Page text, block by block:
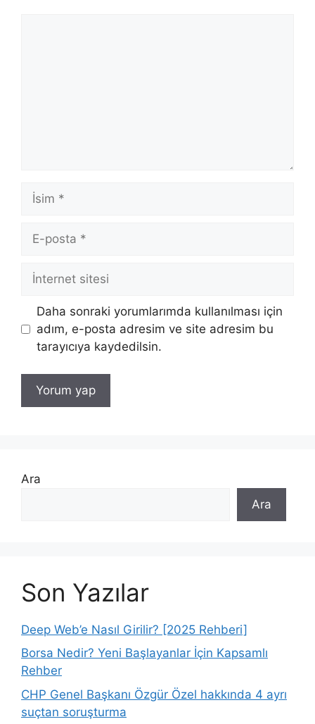
İsim
posta
İnternet
Daha sonraki yorumlarımda kullanılması için
adım, e-posta adresim ve site adresim bu
tarayıcıya kaydedilsin.
Ara
Ara
Son Yazılar
Deep Web’e Nasıl Girilir? [2025 Rehberi]
Borsa Nedir? Yeni Başlayanlar İçin Kapsamlı
Rehber
CHP Genel Başkanı Özgür Özel hakkında 4 ayrı
suçtan soruşturma